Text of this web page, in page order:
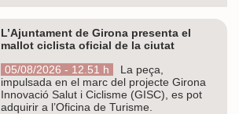
L’Ajuntament de Girona presenta el
mallot ciclista oficial de la ciutat
05/08/2026 - 12.51 h
La peça,
impulsada en el marc del projecte Girona
Innovació Salut i Ciclisme (GISC), es pot
adquirir a l’Oficina de Turisme.